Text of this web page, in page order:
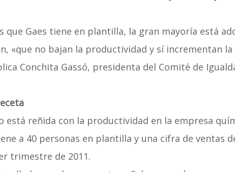
que Gaes tiene en plantilla, la gran mayoría está
«que no bajan la productividad y sí incrementan la
Conchita Gassó, presidenta del Comité de
está reñida con la productividad en la empresa
a 40 personas en plantilla y una cifra de ventas
trimestre de 2011.